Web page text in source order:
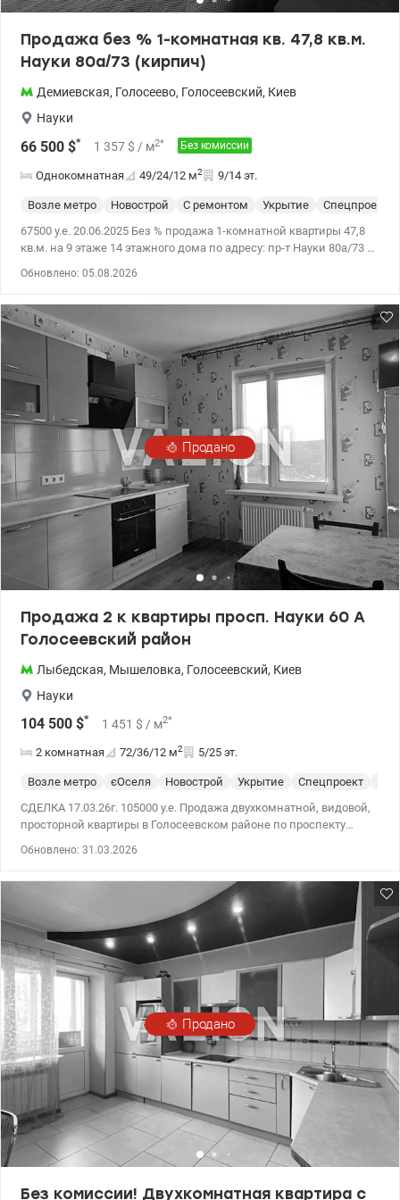
Продажа без % 1-комнатная кв. 47,8 кв.м.
Науки 80а/73 (кирпич)
Демиевская, Голосеево, Голосеевский, Киев
Науки
66 500 $* 1 357 $ / м2* Без комиссии
Однокомнатная 49/24/12 м2 9/14 эт.
Возле метро Новострой С ремонтом Укрытие
Спецпроект
67500 у.е. 20.06.2025 Без % продажа 1-комнатной квартиры 47,8
кв.м. на 9 этаже 14 этажного дома по адресу: пр-т Науки 80а/73 В
До метро Деміївська 10 хвилин міським автобусом. Поряд
Голосіївський ліс з каскадами озер, доріжками для -вело, -піших
прогулянок. Недалеко парки Феофания та Пирогово. Цена 67 500
у.е., 097-510-0728, Сокольская Ирина valion.ua/1130513
Обновлено: 05.08.2026
Продано
Продажа 2 к квартиры просп. Науки 60 А
Голосеевский район
Лыбедская, Мышеловка, Голосеевский, Киев
Науки
104 500 $* 1 451 $ / м2*
2 комнатная 72/36/12 м2 5/25 эт.
Возле метро єОселя Новострой Укрытие Спецпроект
СДЕЛКА 17.03.26г. 105000 у.е. Продажа двухкомнатной, видовой,
просторной квартиры в Голосеевском районе по проспекту
утеплена, санузел – раздельный, кафель. В комнатах на полу –
ламинат. Хорошие соседи, чистый подъезд, консьерж, три
лифта, ухоженная придомовая территория, рядом детская
площадка, гостевой паркинг. Удобная транспортная развязка,
рядом остановка общественного транспорта. Развитая
инфраструктура. valion.ua/1124939
Обновлено: 31.03.2026
Продано
Без комиссии! Двухкомнатная квартира с